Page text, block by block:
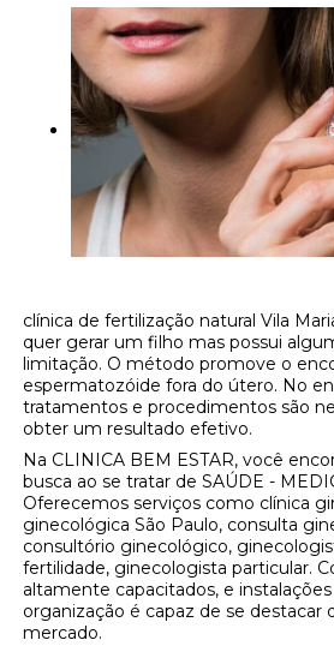
clínica de fertilização natural Vila
quer gerar um filho mas possui
limitação. O método promove o
espermatozóide fora do útero. No
tratamentos e procedimentos são
obter um resultado efetivo.
Na CLINICA BEM ESTAR, você
busca ao se tratar de SAÚDE -
Oferecemos serviços como clínica
ginecológica São Paulo, consulta
consultório ginecológico,
fertilidade, ginecologista particular.
altamente capacitados, e
organização é capaz de se destacar
mercado.